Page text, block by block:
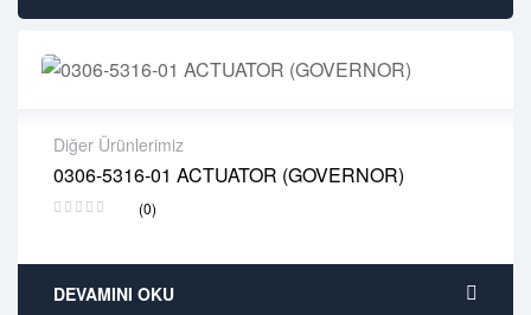
Diğer Ürünlerimiz
0306-5316-01 ACTUATOR (GOVERNOR)
(0)
2 years warranty
Delivery time: 1-2 business days
DEVAMINI OKU